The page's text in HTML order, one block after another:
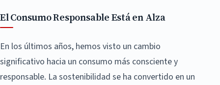
El Consumo Responsable Está en Alza
En los últimos años, hemos visto un cambio
significativo hacia un consumo más consciente y
responsable. La sostenibilidad se ha convertido en un